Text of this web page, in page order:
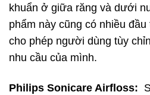
khuẩn ở giữa răng và dưới
phẩm này cũng có nhiều
cho phép người dùng tùy
nhu cầu của mình.
Philips Sonicare Airfloss: